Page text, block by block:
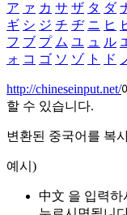
ア ァ カ サ ザ タ ダ
ギ シ ジ チ ヂ ニ ヒ
フ ブ プ ム ユ ュ ル
ォ コ ゴ ソ ゾ ト ド
http://chineseinput.net/
할 수 있습니다.
변환된 중국어를 복
예시)
中文 을 입력하